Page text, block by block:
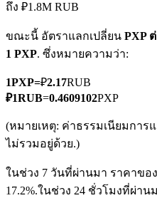
TradFi
อนุพันธ์ของหุ้น ฟอเร็ก
ฟิวเจอร์ส USDC
ถึง ₽1.8M RUB
ขณะนี้ อัตราแลกเปลี่ยน PXP
1 PXP. ซึ่งหมายความว่า:
1PXP=₽2.17RUB
₽1RUB=0.4609102PXP
(หมายเหตุ: ค่าธรรมเนียมการ
ไม่รวมอยู่ด้วย.)
ในช่วง 7 วันที่ผ่านมา ราคาของ
17.2%.ในช่วง 24 ชั่วโมงที่ผ่าน